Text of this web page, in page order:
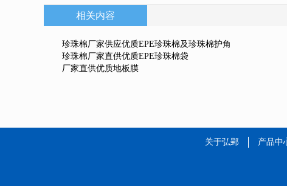
相关内容
珍珠棉厂家供应优质EPE珍珠棉及珍珠棉护角
珍珠棉厂家直供优质EPE珍珠棉袋
厂家直供优质地板膜
关于弘郢 产品中